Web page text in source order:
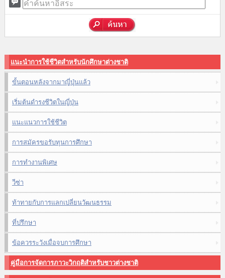
แนะนำการใช้ชีวิตสำหรับนักศึกษาต่างชาติ
ขั้นตอนหลังจากมาญี่ปุ่นแล้ว
เริ่มต้นดำรงชีวิตในญี่ปุ่น
แนะแนวการใช้ชีวิต
การสมัครขอรับทุนการศึกษา
การทำงานพิเศษ
วีซ่า
ท้าทายกับการแลกเปลี่ยนวัฒนธรรม
ที่ปรึกษา
ข้อควรระวังเมื่อจบการศึกษา
คู่มือการจัดการภาวะวิกฤติสำหรับชาวต่างชาติ